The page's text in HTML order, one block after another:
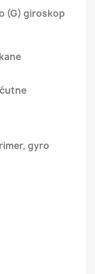
(G) giroskop
gyro